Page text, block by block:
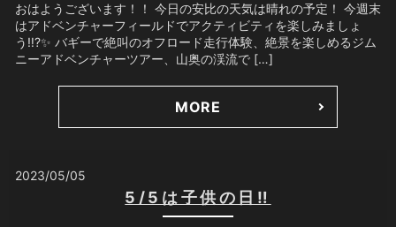
おはようございます！！ 今日の安比の天気は晴れの予定！ 今週末
はアドベンチャーフィールドでアクティビティを楽しみましょ
う‼️?✨ バギーで絶叫のオフロード走行体験、絶景を楽しめるジム
ニーアドベンチャーツアー、山奥の渓流で […]
MORE
2023/05/05
5/5は子供の日‼️